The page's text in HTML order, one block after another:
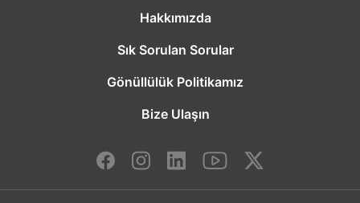
Hakkımızda
Sık Sorulan Sorular
Gönüllülük Politikamız
Bize Ulaşın